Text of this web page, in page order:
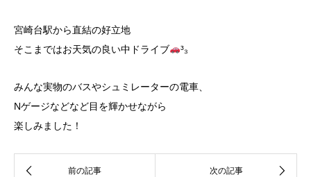
宮崎台駅から直結の好立地
そこまではお天気の良い中ドライブ
³₃
みんな実物のバスやシュミレーターの電車、
Nゲージなどなど目を輝かせながら
楽しみました！